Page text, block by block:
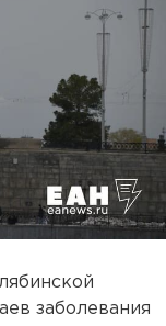
заболевания